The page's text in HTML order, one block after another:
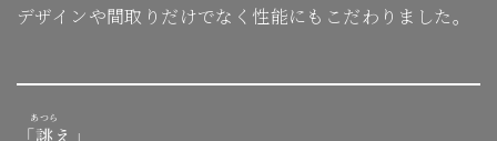
デザインや間取りだけでなく性能にもこだわりました。
「誂
あつら
え 」